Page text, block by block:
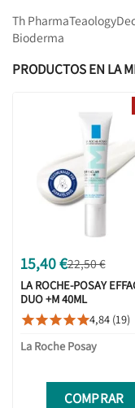
Th PharmaTeaology
Bioderma
PRODUCTOS EN LA
15,40 €22,50 €
LA ROCHE-POSAY
DUO +M 40ML
4,84 (19)
La Roche Posay
COMPRAR